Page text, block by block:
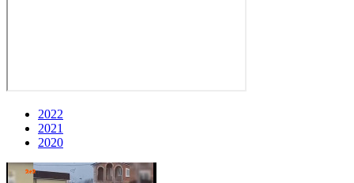
2022
2021
2020